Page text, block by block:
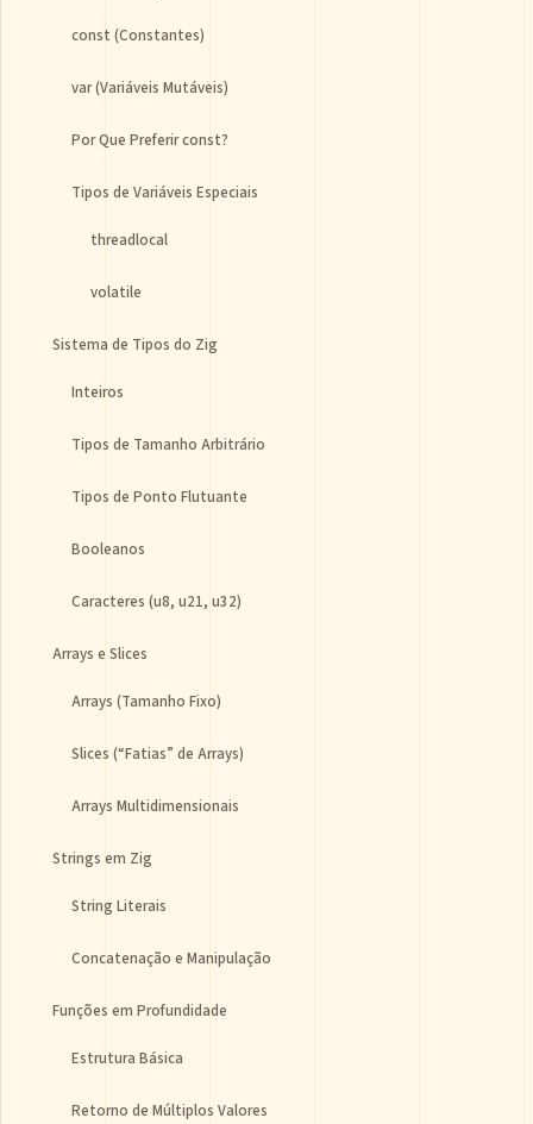
const (Constantes)
var (Variáveis Mutáveis)
Por Que Preferir const?
Tipos de Variáveis Especiais
threadlocal
volatile
Sistema de Tipos do Zig
Inteiros
Tipos de Tamanho Arbitrário
Tipos de Ponto Flutuante
Booleanos
Caracteres (u8, u21, u32)
Arrays e Slices
Arrays (Tamanho Fixo)
Slices (“Fatias” de Arrays)
Arrays Multidimensionais
Strings em Zig
String Literais
Concatenação e Manipulação
Funções em Profundidade
Estrutura Básica
Retorno de Múltiplos Valores